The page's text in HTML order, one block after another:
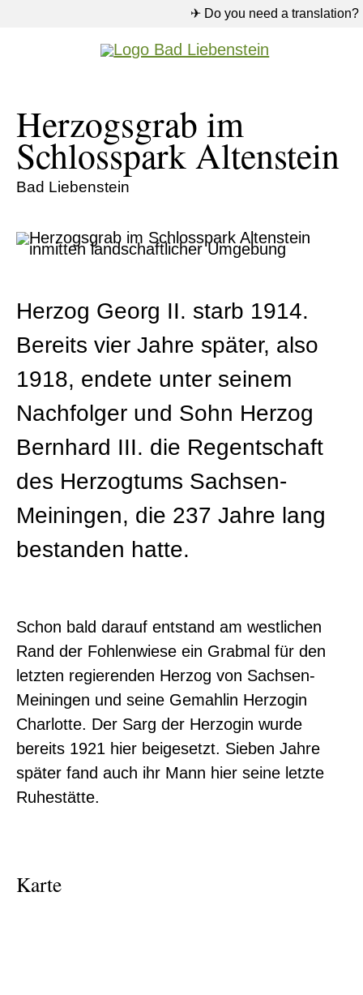
✈ Do you need a translation?
Herzogsgrab im
Schlosspark Altenstein
Bad Liebenstein
Herzog Georg II. starb 1914.
Bereits vier Jahre später, also
1918, endete unter seinem
Nachfolger und Sohn Herzog
Bernhard III. die Regentschaft
des Herzogtums Sachsen-
Meiningen, die 237 Jahre lang
bestanden hatte.
Schon bald darauf entstand am westlichen
Rand der Fohlenwiese ein Grabmal für den
letzten regierenden Herzog von Sachsen-
Meiningen und seine Gemahlin Herzogin
Charlotte. Der Sarg der Herzogin wurde
bereits 1921 hier beigesetzt. Sieben Jahre
später fand auch ihr Mann hier seine letzte
Ruhestätte.
Karte